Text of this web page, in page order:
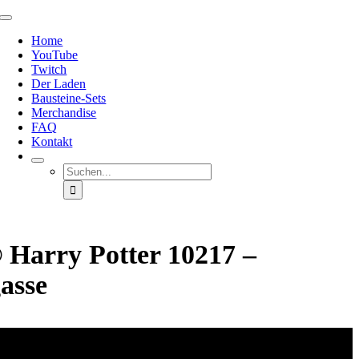
Zum
springen
Toggle
NavigationHome
YouTube
Twitch
Der Laden
Bausteine-Sets
Merchandise
FAQ
Kontakt
Suche
nach:
Potter 10217 –